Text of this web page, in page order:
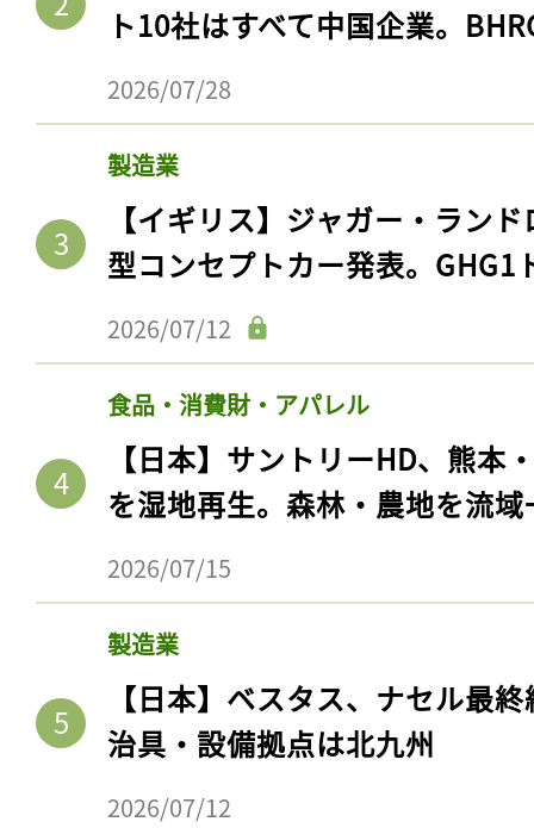
ト10社はすべて中国企業。
2026/07/28
製造業
【イギリス】ジャガー・ラン
型コンセプトカー発表。GHG1
2026/07/12
食品・消費財・アパレル
【日本】サントリーHD、熊本
を湿地再生。森林・農地を流
2026/07/15
製造業
【日本】ベスタス、ナセル最
治具・設備拠点は北九州
2026/07/12